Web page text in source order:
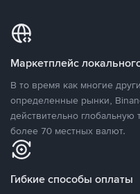
Маркетплейс
В то время как многие
определенные рынки,
действительно
более 70 местных валют.
Гибкие способы оплаты